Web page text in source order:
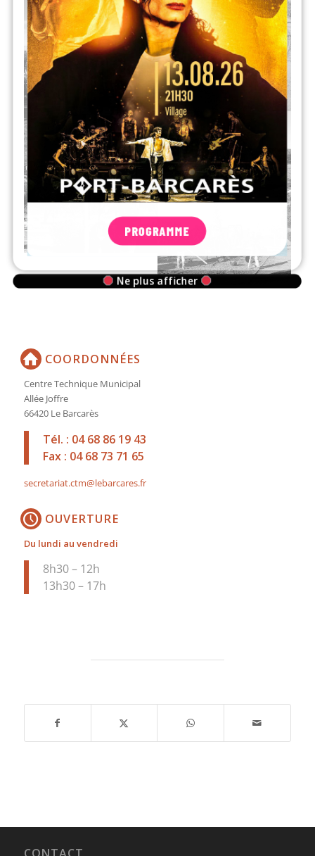
COORDONNÉES
Centre Technique Municipal
Allée Joffre
66420 Le Barcarès
Tél. : 04 68 86 19 43
Fax : 04 68 73 71 65
secretariat.ctm@lebarcares.fr
OUVERTURE
Du lundi au vendredi
8h30 – 12h
13h30 – 17h
PROGRAMME
Ne plus afficher